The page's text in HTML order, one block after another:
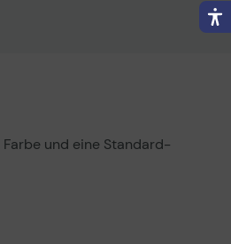
und eine Standard-